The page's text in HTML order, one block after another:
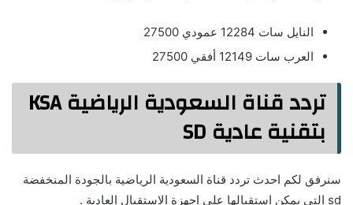
النايل سات 12284 عمودي 27500
العرب سات 12149 أفقي 27500
تردد قناة السعودية الرياضية KSA
بتقنية عادية SD
سنرفق لكم احدث تردد قناة السعودية الرياضية بالجودة المنخفضة
sd التي يمكن استقبالها على اجهزة الاستقبال العادية .